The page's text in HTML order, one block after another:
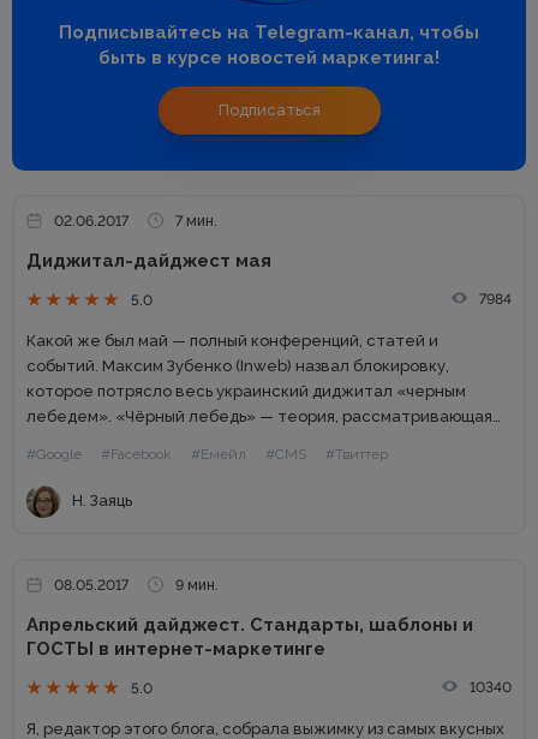
Подписывайтесь на Telegram-канал, чтобы
быть в курсе новостей маркетинга!
Подписаться
02.06.2017 7 мин.
Диджитал-дайджест мая
5.0 7984
Какой же был май — полный конференций, статей и
событий. Максим Зубенко (Inweb) назвал блокировку,
которое потрясло весь украинский диджитал «черным
лебедем». «Чёрный лебедь» — теория, рассматривающая
значительные последствия. Автором теории является
Нассим Николас...
#Google #Facebook #Емейл #CMS #Твиттер
Н. Заяць
08.05.2017 9 мин.
Апрельский дайджест. Стандарты, шаблоны и
ГОСТЫ в интернет-маркетинге
5.0 10340
Я, редактор этого блога, собрала выжимку из самых вкусных